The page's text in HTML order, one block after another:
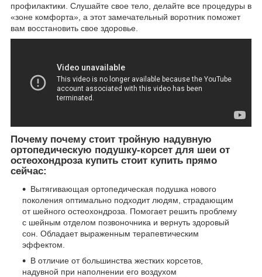
профилактики. Слушайте свое тело, делайте все процедуры в
«зоне комфорта», а этот замечательный воротник поможет
вам восстановить свое здоровье.
Почему почему стоит тройную надувную
ортопедическую подушку-корсет для шеи от
остеохондроза купить стоит купить прямо
сейчас:
Вытягивающая ортопедическая подушка нового
поколения оптимально подходит людям, страдающим
от шейного остеохондроза. Помогает решить проблему
с шейным отделом позвоночника и вернуть здоровый
сон. Обладает выраженным терапевтическим
эффектом.
В отличие от большинства жестких корсетов,
надувной при наполнении его воздухом